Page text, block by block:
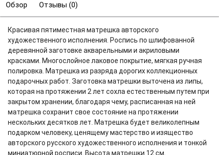
Обзор Отзывы (0)
Красивая пятиместная матрешка авторского
художественного исполнения. Роспись по шлифованной
деревянной заготовке акварельными и акриловыми
красками. Многослойное лаковое покрытие, мягкая ручная
полировка. Матрешка из разряда дорогих коллекционных
подарочных работ. Заготовка матрешки выточена из липы,
которая на протяжении 2 лет сохла естественным путем при
закрытом хранении, благодаря чему, расписанная на ней
матрешка сохранит свое состояние на протяжении
нескольких десятков лет. Матрешка будет великолепным
подарком человеку, ценящему мастерство и изящество
авторского русского художественного исполнения и тонкой
миниатюрной росписи. Высота матрешки 12 см.